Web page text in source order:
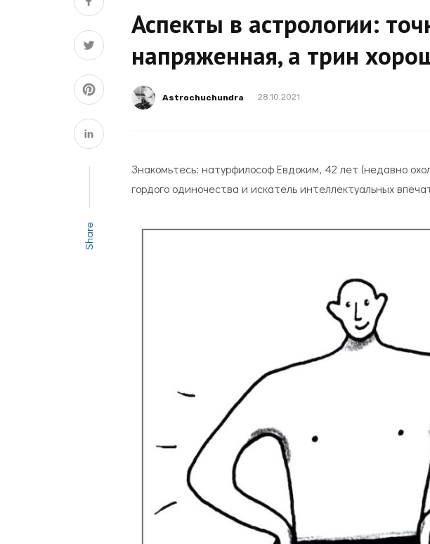
Share
Аспекты в астрологии:
напряженная, а трин
Astrochuchundra 28.10.2021
Знакомьтесь: натурфилософ Евдоким, 42 лет (недавно
гордого одиночества и искатель интеллектуальных